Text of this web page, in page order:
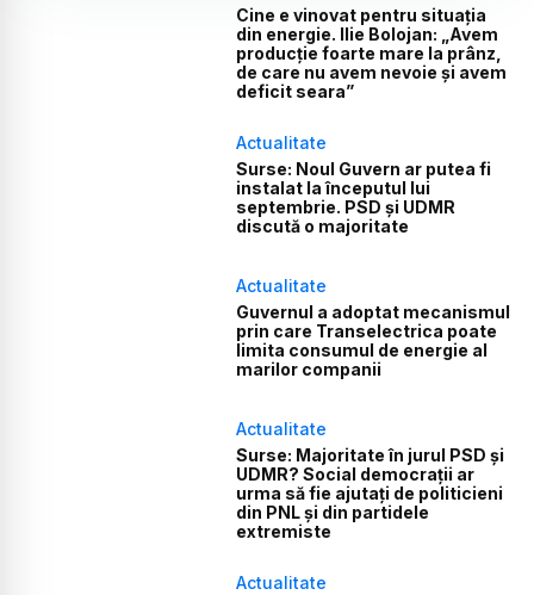
Cine e vinovat pentru situația
din energie. Ilie Bolojan: „Avem
producție foarte mare la prânz,
de care nu avem nevoie și avem
deficit seara”
Actualitate
Surse: Noul Guvern ar putea fi
instalat la începutul lui
septembrie. PSD și UDMR
discută o majoritate
Actualitate
Guvernul a adoptat mecanismul
prin care Transelectrica poate
limita consumul de energie al
marilor companii
Actualitate
Surse: Majoritate în jurul PSD și
UDMR? Social democrații ar
urma să fie ajutați de politicieni
din PNL și din partidele
extremiste
Actualitate